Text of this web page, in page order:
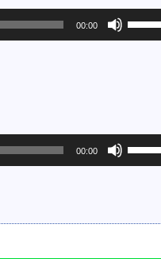
00:00
リ
キ
00:00
リ
調